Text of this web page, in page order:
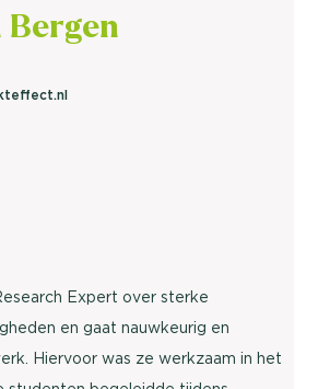
Bergen
Expert over sterke
en gaat nauwkeurig en
Hiervoor was ze werkzaam in het